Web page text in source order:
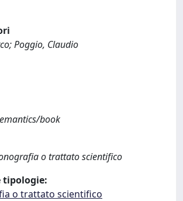
Poggio, Claudio
book
o trattato scientifico
tipologie:
o trattato scientifico